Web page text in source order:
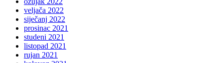
veljača 2022
siječanj 2022
prosinac 2021
studeni 2021
listopad 2021
rujan 2021